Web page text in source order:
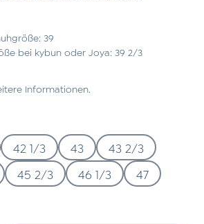
39
bei kybun oder Joya: 39 2/3
Informationen.
42 1/3 43
43 2/3
45 2/3 46 1/3
47